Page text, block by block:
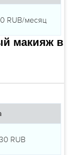
RUB/месяц
макияж в
RUB